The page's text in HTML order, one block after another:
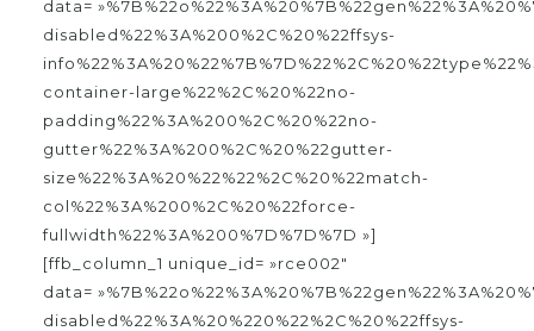
data=
disabled%22%3A%200%2C%20%22ffsys-
container-large%22%2C%20%22no-
padding%22%3A%200%2C%20%22no-
gutter%22%3A%200%2C%20%22gutter-
size%22%3A%20%22%22%2C%20%22match-
col%22%3A%200%2C%20%22force-
fullwidth%22%3A%200%7D%7D%7D »]
[ffb_column_1 unique_id= »rce002″
data=
disabled%22%3A%20%220%22%2C%20%22ffsys-